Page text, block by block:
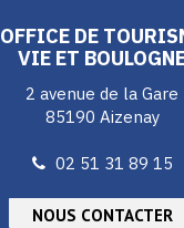
OFFICE DE
VIE ET
2 avenue de la Gare
85190 Aizenay
02 51 31 89 15
NOUS CONTACTER